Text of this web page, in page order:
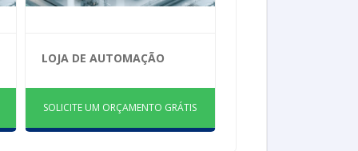
LOJA DE AUTOMAÇÃO
SOLICITE UM ORÇAMENTO GRÁTIS